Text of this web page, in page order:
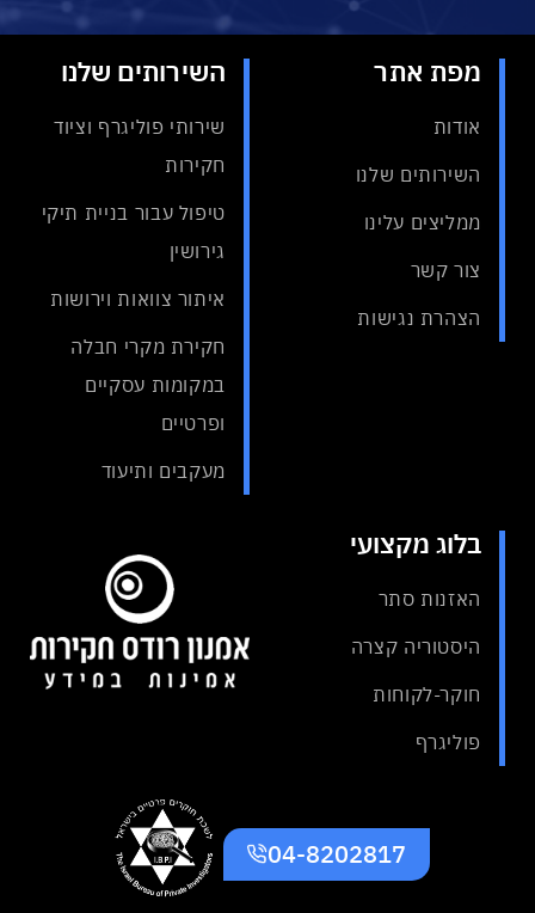
04-8202817
מפת אתר
אודות
השירותים שלנו
ממליצים עלינו
צור קשר
הצהרת נגישות
השירותים שלנו
שירותי פוליגרף וציוד
חקירות
טיפול עבור בניית תיקי
גירושין
איתור צוואות וירושות
חקירת מקרי חבלה
במקומות עסקיים
ופרטיים
מעקבים ותיעוד
בלוג מקצועי
האזנות סתר
היסטוריה קצרה
חוקר-לקוחות
פוליגרף
כל הזכויות שמורות אמנון רודס